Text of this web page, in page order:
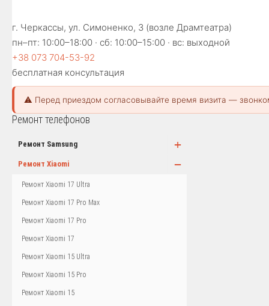
г. Черкассы, ул. Симоненко, 3 (возле Драмтеатра)
пн–пт: 10:00–18:00 · сб: 10:00–15:00 · вс: выходной
+38 073 704-53-92
бесплатная консультация
⚠️ Перед приездом согласовывайте время визита —
Ремонт телефонов
Ремонт Samsung +
Ремонт Xiaomi −
Ремонт Xiaomi 17 Ultra
Ремонт Xiaomi 17 Pro Max
Ремонт Xiaomi 17 Pro
Ремонт Xiaomi 17
Ремонт Xiaomi 15 Ultra
Ремонт Xiaomi 15 Pro
Ремонт Xiaomi 15